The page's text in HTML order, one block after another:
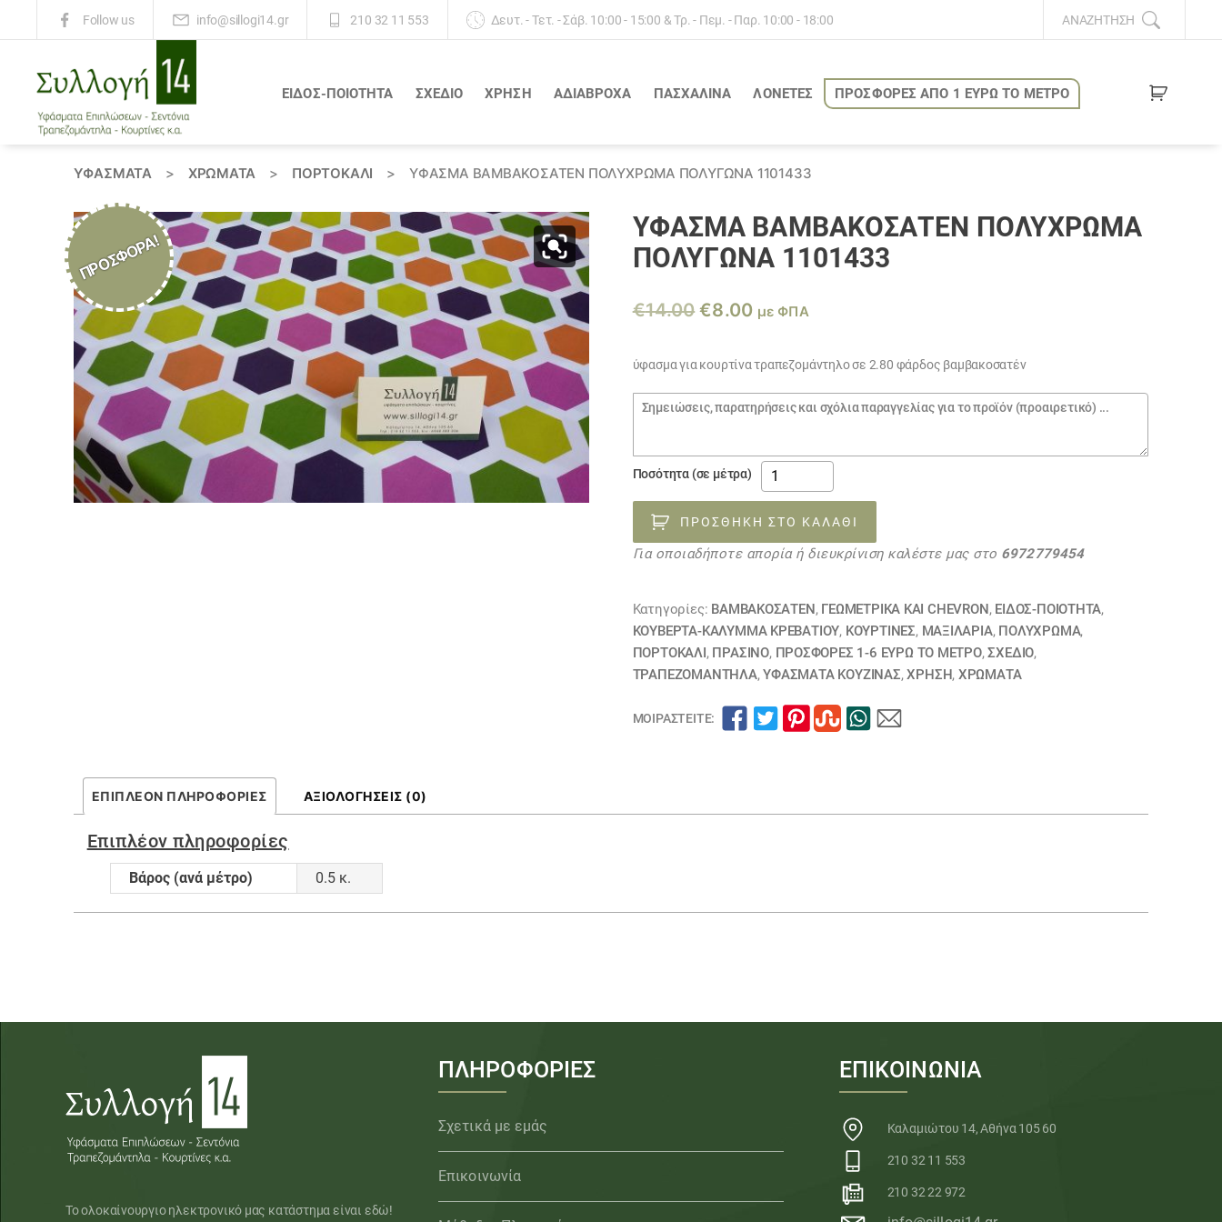
Follow us info@sillogi14.gr 210 32 11 553 Δευτ. - Τετ. - Σάβ. 10:00 - 15:00 & Τρ. - Πεμ. - Παρ. 10:00 - 18:00 ΑΝΑΖΉΤΗΣΗ
ΕΙΔΟΣ-ΠΟΙΟΤΗΤΑ ΣΧΕΔΙΟ ΧΡΗΣΗ ΑΔΙΆΒΡΟΧΑ ΠΑΣΧΑΛΙΝΑ ΛΟΝΈΤΕΣ ΠΡΟΣΦΟΡΕΣ ΑΠΟ 1 ΕΥΡΩ ΤΟ ΜΕΤΡΟ
ΥΦΆΣΜΑΤΑ > ΧΡΏΜΑΤΑ > ΠΟΡΤΟΚΑΛΙ > ΎΦΑΣΜΑ ΒΑΜΒΑΚΟΣΑΤΈΝ ΠΟΛΎΧΡΩΜΑ ΠΟΛΎΓΩΝΑ 1101433
ΠΡΟΣΦΟΡΆ!
ΎΦΑΣΜΑ ΒΑΜΒΑΚΟΣΑΤΈΝ ΠΟΛΎΧΡΩΜΑ
ΠΟΛΎΓΩΝΑ 1101433
€14.00Original
was:
€14.00.
€8.00Η
τιμή
είναι:
€8.00.
με ΦΠΑ
ύφασμα για κουρτίνα τραπεζομάντηλο σε 2.80 φάρδος βαμβακοσατέν
Σημειώσεις
Ποσότητα (σε μέτρα)
Ύφασμα
βαμβακοσατέν
πολύχρωμα
πολύγωνα
1101433
ΠΡΟΣΘΉΚΗ ΣΤΟ ΚΑΛΆΘΙ
Για οποιαδήποτε απορία ή διευκρίνιση καλέστε μας στο 6972779454
Κατηγορίες: ΒΑΜΒΑΚΟΣΑΤΈΝ, ΓΕΩΜΕΤΡΙΚΆ ΚΑΙ CHEVRON, ΕΙΔΟΣ-ΠΟΙΟΤΗΤΑ,
ΚΟΥΒΈΡΤΑ-ΚΆΛΥΜΜΑ ΚΡΕΒΑΤΙΟΎ, ΚΟΥΡΤΊΝΕΣ, ΜΑΞΙΛΆΡΙΑ, ΠΟΛΥΧΡΩΜΑ,
ΠΟΡΤΟΚΑΛΙ, ΠΡΑΣΙΝΟ, ΠΡΟΣΦΟΡΕΣ 1-6 ΕΥΡΩ ΤΟ ΜΕΤΡΟ,ΣΧΕΔΙΟ,
ΤΡΑΠΕΖΟΜΆΝΤΗΛΑ,ΥΦΆΣΜΑΤΑ ΚΟΥΖΊΝΑΣ,ΧΡΗΣΗ, ΧΡΏΜΑΤΑ
ΜΟΙΡΑΣΤΕΊΤΕ:
ΕΠΙΠΛΈΟΝ ΠΛΗΡΟΦΟΡΊΕΣ ΑΞΙΟΛΟΓΉΣΕΙΣ (0)
Επιπλέον πληροφορίες
Βάρος (ανά μέτρο) 0.5 κ.
Το ολοκαίνουργιο ηλεκτρονικό μας κατάστημα είναι εδώ!
ΠΛΗΡΟΦΟΡΙΕΣ
Σχετικά με εμάς
Επικοινωνία
ΕΠΙΚΟΙΝΩΝΙΑ
Καλαμιώτου 14, Αθήνα 105 60
210 32 11 553
210 32 22 972